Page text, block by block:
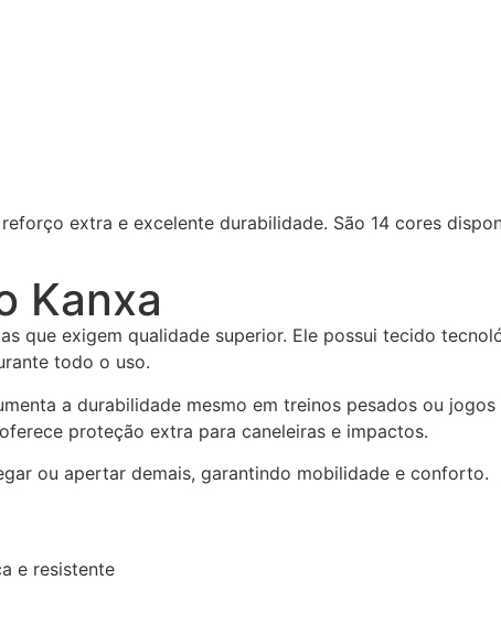
extra e excelente durabilidade. São 14 cores
Kanxa
que exigem qualidade superior. Ele possui tecido
todo o uso.
a durabilidade mesmo em treinos pesados ou
proteção extra para caneleiras e impactos.
ou apertar demais, garantindo mobilidade e conforto.
e resistente